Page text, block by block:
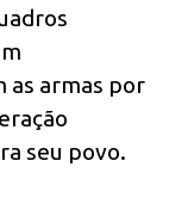
as armas por
seu povo.